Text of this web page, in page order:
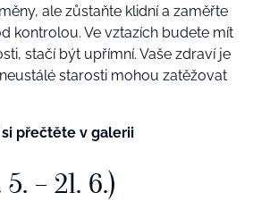
ale zůstaňte klidní a zaměřte
kontrolou. Ve vztazích budete mít
stačí být upřímní. Vaše zdraví je
starosti mohou zatěžovat
přečtěte v galerii
– 21. 6.)